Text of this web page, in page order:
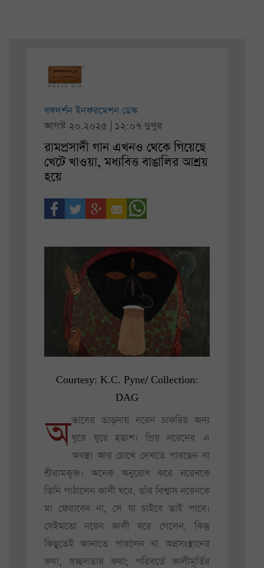
বঙ্গদর্শন ইনফরমেশন ডেস্ক
আগস্ট ২০.২০২৫ | ১২:০৭ দুপুর
রামপ্রসাদী গান এখনও থেকে গিয়েছে
খেটে খাওয়া, মধ্যবিত্ত বাঙালির আশ্রয়
হয়ে
Courtesy: K.C. Pyne/ Collection:
DAG
অভাবের তাড়নায় নরেন চাকরির জন্য
ঘুরে ঘুরে হতাশ। প্রিয় নরেনের এ
অবস্থা আর চোখে দেখতে পারছেন না
শ্রীরামকৃষ্ণ। অনেক অনুরোধ করে নরেনকে
তিনি পাঠালেন কালী ঘরে, তাঁর বিশ্বাস নরেনকে
মা ফেরাবেন না, সে যা চাইবে তাই পাবে।
সেইমতো নরেন কালী ঘরে গেলেন, কিন্তু
কিছুতেই জানাতে পারলেন না অন্নসংস্থানের
কথা, স্বচ্ছলতার কথা; পরিবর্তে কালীমূর্তির